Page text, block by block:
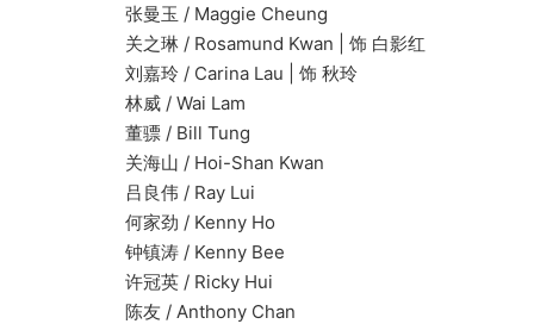
张曼玉 / Maggie Cheung
关之琳 / Rosamund Kwan | 饰 白影红
刘嘉玲 / Carina Lau | 饰 秋玲
林威 / Wai Lam
董骠 / Bill Tung
关海山 / Hoi-Shan Kwan
吕良伟 / Ray Lui
何家劲 / Kenny Ho
钟镇涛 / Kenny Bee
许冠英 / Ricky Hui
陈友 / Anthony Chan